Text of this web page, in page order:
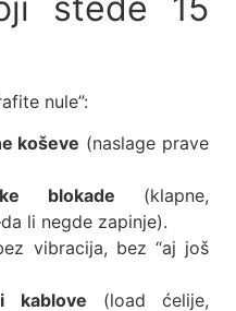
nule”:
koševe (naslage prave
blokade (klapne,
li negde zapinje).
vibracija, bez “aj još
kablove (load ćelije,